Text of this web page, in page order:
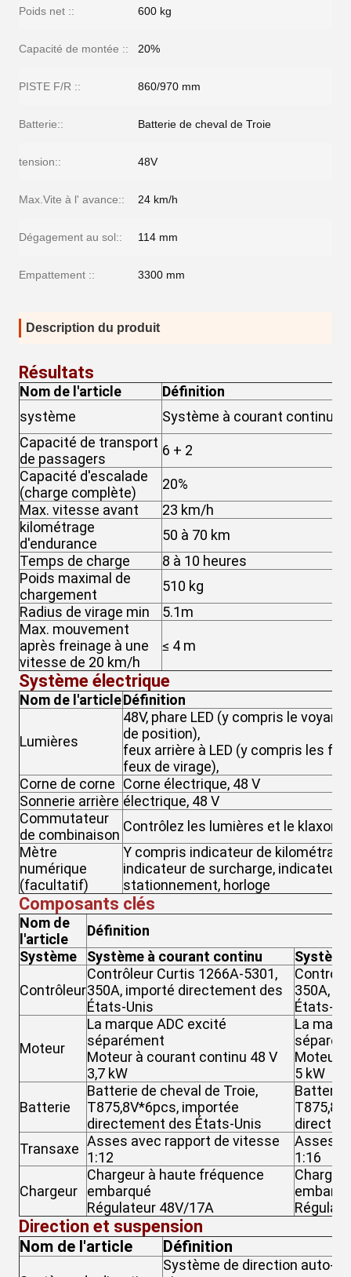
Poids net :: 600 kg
Capacité de montée :: 20%
PISTE F/R :: 860/970 mm
Batterie:: Batterie de cheval de Troie
tension:: 48V
Max.Vite à l' avance:: 24 km/h
Dégagement au sol:: 114 mm
Empattement :: 3300 mm
Description du produit
Résultats
Nom de l'article
Définition
système
Système à courant continu
Capacité de transport
de passagers
6 + 2
Capacité d'escalade
(charge complète)
20%
Max. vitesse avant
23 km/h
kilométrage
d'endurance
50 à 70 km
Temps de charge
8 à 10 heures
Poids maximal de
chargement
510 kg
Radius de virage min
5.1m
Max. mouvement
après freinage à une
vitesse de 20 km/h
≤ 4 m
Système électrique
Nom de l'articleDéfinition
Lumières
48V, phare LED (y compris le
de position),
feux arrière à LED (y compris les
feux de virage),
Corne de corne Corne électrique, 48 V
Sonnerie arrière électrique, 48 V
Commutateur
de combinaison
Contrôlez les lumières et le klaxon.
Mètre
numérique
(facultatif)
Y compris indicateur de
indicateur de surcharge, indicateur
stationnement, horloge
Composants clés
Nom de
l'article
Définition
Système
Système à courant continu
Contrôleur
Contrôleur Curtis 1266A-5301,
350A, importé directement des
États-Unis
350A,
États-
Moteur
La marque ADC excité
séparément
Moteur à courant continu 48 V
3,7 kW
La
Moteur
5 kW
Batterie
Batterie de cheval de Troie,
T875,8V*6pcs, importée
directement des États-Unis
Batterie
Transaxe Asses avec rapport de vitesse
1:12
Asses
1:16
Chargeur
Chargeur à haute fréquence
embarqué
Régulateur 48V/17A
Direction et suspension
Nom de l'article Définition
Système de direction auto-